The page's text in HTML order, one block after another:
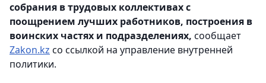
собрания в трудовых коллективах с
поощрением лучших работников, построения в
воинских частях и подразделениях, сообщает
Zakon.kz со ссылкой на управление внутренней
политики.